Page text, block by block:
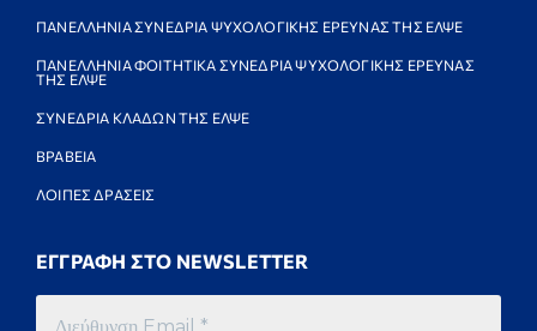
ΠΑΝΕΛΛΗΝΙΑ ΣΥΝΕΔΡΙΑ ΨΥΧΟΛΟΓΙΚΗΣ ΕΡΕΥΝΑΣ ΤΗΣ ΕΛΨΕ
ΠΑΝΕΛΛΗΝΙΑ ΦΟΙΤΗΤΙΚΑ ΣΥΝΕΔΡΙΑ ΨΥΧΟΛΟΓΙΚΗΣ ΕΡΕΥΝΑΣ
ΤΗΣ ΕΛΨΕ
ΣΥΝΕΔΡΙΑ ΚΛΑΔΩΝ ΤΗΣ ΕΛΨΕ
ΒΡΑΒΕΙΑ
ΛΟΙΠΕΣ ΔΡΑΣΕΙΣ
ΕΓΓΡΑΦΗ ΣΤΟ NEWSLETTER